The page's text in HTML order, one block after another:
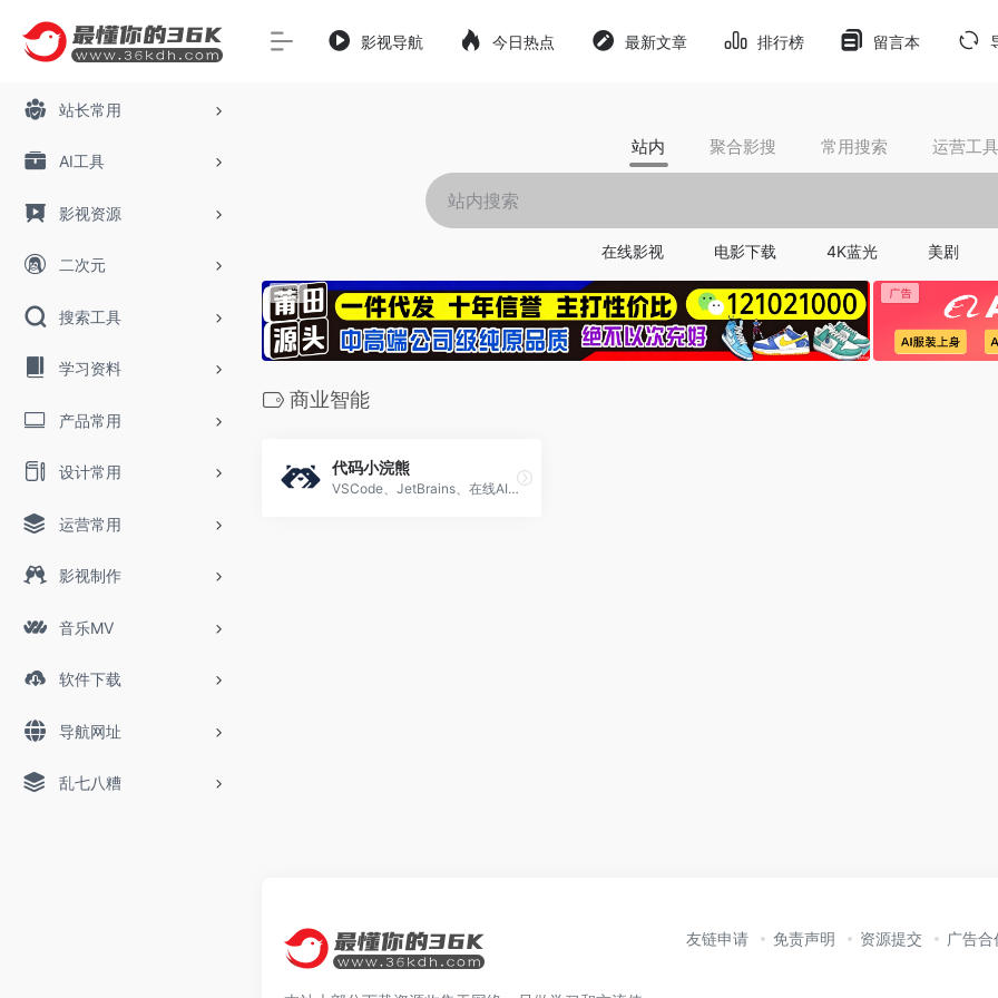
站长常用
AI工具
影视资源
二次元
搜索工具
学习资料
产品常用
设计常用
运营常用
影视制作
音乐MV
软件下载
导航网址
乱七八糟
影视导航 今日热点 最新文章 排行榜 留言本
站内 聚合影搜 常用搜索 运营工具
在线影视 电影下载 4K蓝光 美剧
商业智能
代码小浣熊
VSCode、JetBrains、在线AI编写代码的编程/办公工具
友链申请 免责声明 资源提交 广告合